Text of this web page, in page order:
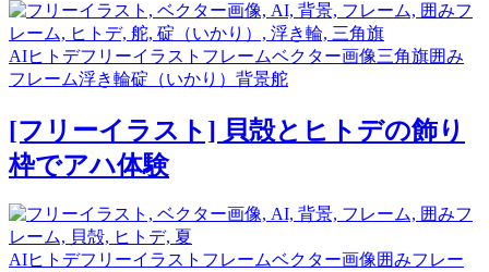
AIヒトデフリーイラスト フレームベクター画像三角旗囲み
フレーム浮き輪碇（いかり） 背景舵
[フリーイラスト] 貝殻とヒトデの飾り
枠でアハ体験
AIヒトデフリーイラスト フレームベクター画像囲みフレー